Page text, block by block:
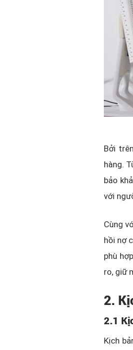
Bởi
hàng.
bảo
với
Cùng
hồi nợ
phù
ro, giữ
2.
2.1
Kịch